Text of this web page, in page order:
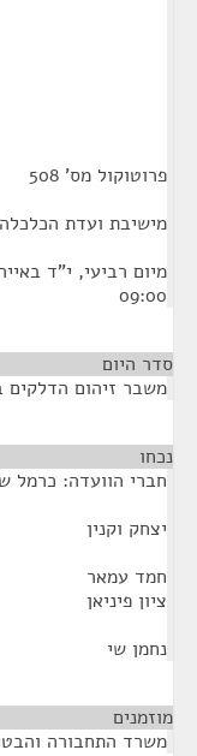
פרוטוקול מס' 508
מישיבת ועדת הכלכלה
09:00
סדר היום
משבר זיהום הדלקים
נכחו
חברי הוועדה: כרמל
יצחק וקנין
חמד עמאר
ציון פיניאן
נחמן שי
מוזמנים
משרד התחבורה